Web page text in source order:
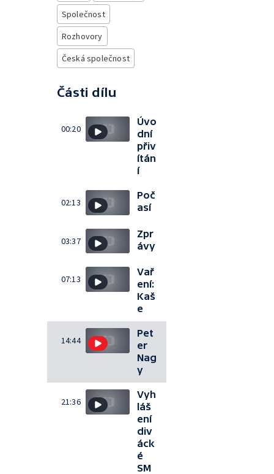
Společnost
Rozhovory
Česká společnost
Části dílu
00:20
Úvo
dní
přiv
ítán
í
02:13
Poč
así
03:37
Zpr
ávy
07:13
Vař
ení:
Kaš
e
14:44
Pet
er
Nag
y
21:36
Vyh
láš
ení
div
áck
é
SM